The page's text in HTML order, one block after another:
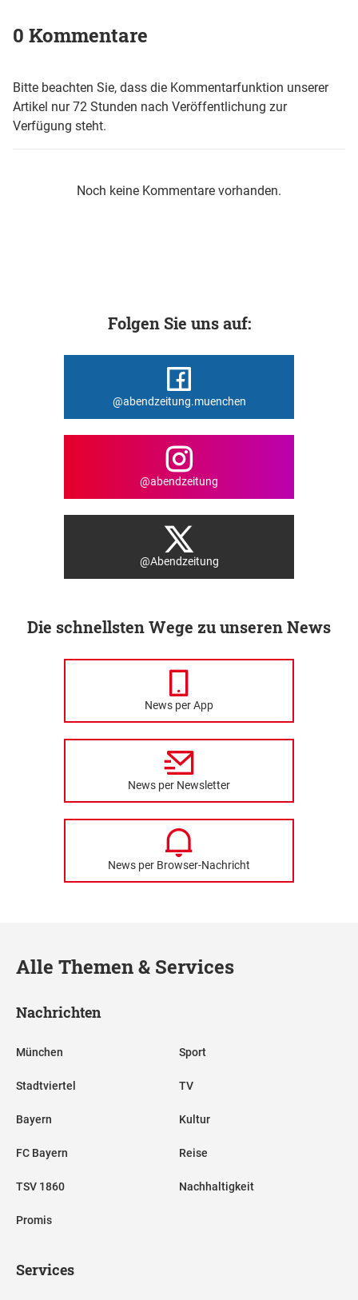
0 Kommentare
Bitte beachten Sie, dass die Kommentarfunktion unserer
Artikel nur 72 Stunden nach Veröffentlichung zur
Verfügung steht.
Noch keine Kommentare vorhanden.
Folgen Sie uns auf:
@abendzeitung.muenchen
@abendzeitung
@Abendzeitung
Die schnellsten Wege zu unseren News
News per App
News per Newsletter
News per Browser-Nachricht
Alle Themen & Services
Nachrichten
München
Stadtviertel
Bayern
FC Bayern
TSV 1860
Promis
Sport
TV
Kultur
Reise
Nachhaltigkeit
Services